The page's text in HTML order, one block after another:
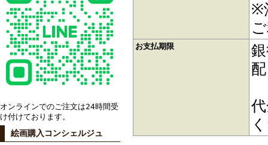
オンラインでのご注文は24時間受
け付けております。
絵画購入コンシェルジュ
※
お支払期限